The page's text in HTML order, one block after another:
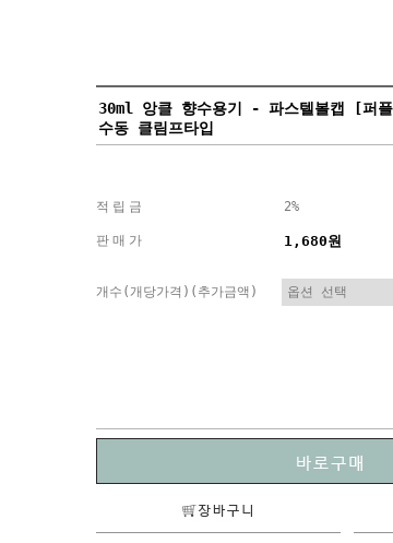
30ml 앙클 향수용기 - 파스텔볼캡 [퍼
수동 클림프타입
적립금 2%
판매가 1,680원
개수(개당가격)(추가금액)